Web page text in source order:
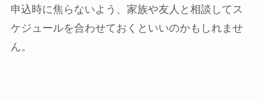
申込時に焦らないよう、家族や友人と相談してス
ケジュールを合わせておくといいのかもしれませ
ん。